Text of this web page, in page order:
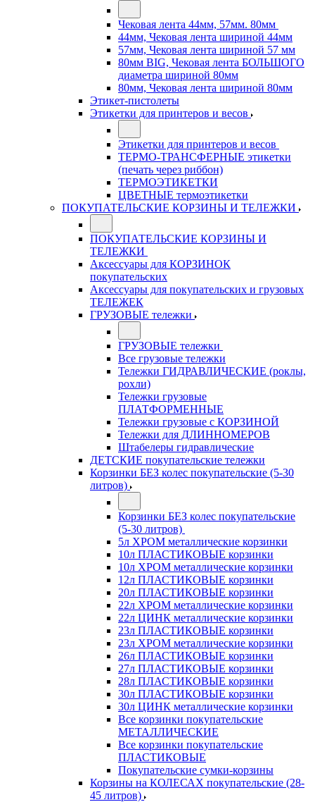
Чековая лента 44мм, 57мм. 80мм
44мм, Чековая лента шириной 44мм
57мм, Чековая лента шириной 57 мм
80мм BIG, Чековая лента БОЛЬШОГО
диаметра шириной 80мм
80мм, Чековая лента шириной 80мм
Этикет-пистолеты
Этикетки для принтеров и весов
Этикетки для принтеров и весов
ТЕРМО-ТРАНСФЕРНЫЕ этикетки
(печать через риббон)
ТЕРМОЭТИКЕТКИ
ЦВЕТНЫЕ термоэтикетки
ПОКУПАТЕЛЬСКИЕ КОРЗИНЫ И ТЕЛЕЖКИ
ПОКУПАТЕЛЬСКИЕ КОРЗИНЫ И
ТЕЛЕЖКИ
Аксессуары для КОРЗИНОК
покупательских
Аксессуары для покупательских и грузовых
ТЕЛЕЖЕК
ГРУЗОВЫЕ тележки
ГРУЗОВЫЕ тележки
Все грузовые тележки
Тележки ГИДРАВЛИЧЕСКИЕ (роклы,
рохли)
Тележки грузовые
ПЛАТФОРМЕННЫЕ
Тележки грузовые с КОРЗИНОЙ
Тележки для ДЛИННОМЕРОВ
Штабелеры гидравлические
ДЕТСКИЕ покупательские тележки
Корзинки БЕЗ колес покупательские (5-30
литров)
Корзинки БЕЗ колес покупательские
(5-30 литров)
5л ХРОМ металлические корзинки
10л ПЛАСТИКОВЫЕ корзинки
10л ХРОМ металлические корзинки
12л ПЛАСТИКОВЫЕ корзинки
20л ПЛАСТИКОВЫЕ корзинки
22л ХРОМ металлические корзинки
22л ЦИНК металлические корзинки
23л ПЛАСТИКОВЫЕ корзинки
23л ХРОМ металлические корзинки
26л ПЛАСТИКОВЫЕ корзинки
27л ПЛАСТИКОВЫЕ корзинки
28л ПЛАСТИКОВЫЕ корзинки
30л ПЛАСТИКОВЫЕ корзинки
30л ЦИНК металлические корзинки
Все корзинки покупательские
МЕТАЛЛИЧЕСКИЕ
Все корзинки покупательские
ПЛАСТИКОВЫЕ
Покупательские сумки-корзины
Корзины на КОЛЕСАХ покупательские (28-
45 литров)